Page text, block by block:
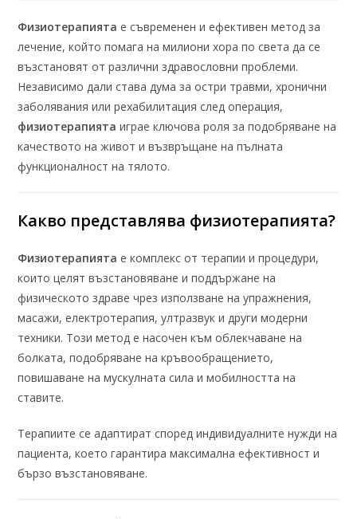
Физиотерапията е съвременен и ефективен метод за
лечение, който помага на милиони хора по света да се
възстановят от различни здравословни проблеми.
Независимо дали става дума за остри травми, хронични
заболявания или рехабилитация след операция,
физиотерапията играе ключова роля за подобряване на
качеството на живот и възвръщане на пълната
функционалност на тялото.
Какво представлява физиотерапията?
Физиотерапията е комплекс от терапии и процедури,
които целят възстановяване и поддържане на
физическото здраве чрез използване на упражнения,
масажи, електротерапия, ултразвук и други модерни
техники. Този метод е насочен към облекчаване на
болката, подобряване на кръвообращението,
повишаване на мускулната сила и мобилността на
ставите.
Терапиите се адаптират според индивидуалните нужди на
пациента, което гарантира максимална ефективност и
бързо възстановяване.